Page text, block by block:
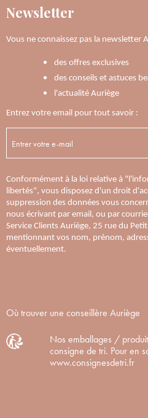
Newsletter
Vous ne connaissez pas la newsletter
des offres exclusives
des conseils et astuces
l'actualité Auriège
Entrez votre email pour tout savoir :
Conformément à la loi relative à
libertés", vous disposez d'un droit
suppression des données vous
nous écrivant par email, ou par
Service Clients Auriège, 25 rue du
mentionnant vos nom, prénom,
éventuellement.
Où trouver une conseillère Auriège
Nos emballages /
consigne de tri. Pour en
www.consignesdetri.fr